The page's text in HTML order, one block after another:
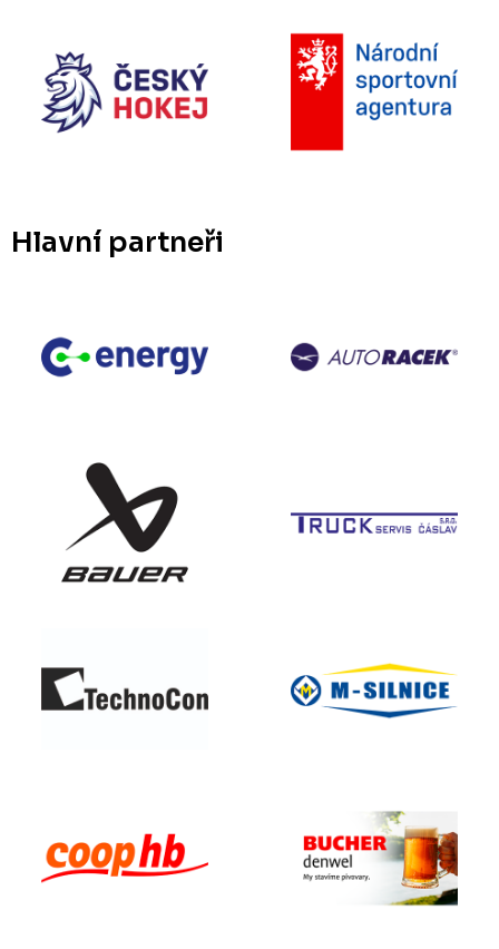
Hlavní partneři